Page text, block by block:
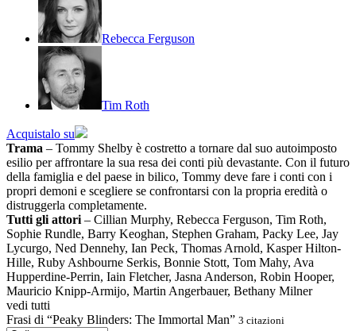
Rebecca Ferguson
Tim Roth
Acquistalo su
Trama – Tommy Shelby è costretto a tornare dal suo autoimposto
esilio per affrontare la sua resa dei conti più devastante. Con il futuro
della famiglia e del paese in bilico, Tommy deve fare i conti con i
propri demoni e scegliere se confrontarsi con la propria eredità o
distruggerla completamente.
Tutti gli attori – Cillian Murphy, Rebecca Ferguson, Tim Roth,
Sophie Rundle, Barry Keoghan, Stephen Graham, Packy Lee, Jay
Lycurgo, Ned Dennehy, Ian Peck, Thomas Arnold, Kasper Hilton-
Hille, Ruby Ashbourne Serkis, Bonnie Stott, Tom Mahy, Ava
Hupperdine-Perrin, Iain Fletcher, Jasna Anderson, Robin Hooper,
Mauricio Knipp-Armijo, Martin Angerbauer, Bethany Milner
vedi tutti
Frasi di “Peaky Blinders: The Immortal Man” 3 citazioni